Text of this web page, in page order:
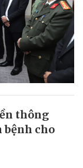
thông
bệnh cho